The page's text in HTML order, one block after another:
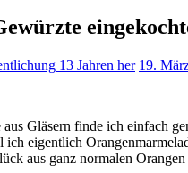
13 Jahren her 19.
Gläsern finde ich einfach
ich eigentlich
aus ganz normalen